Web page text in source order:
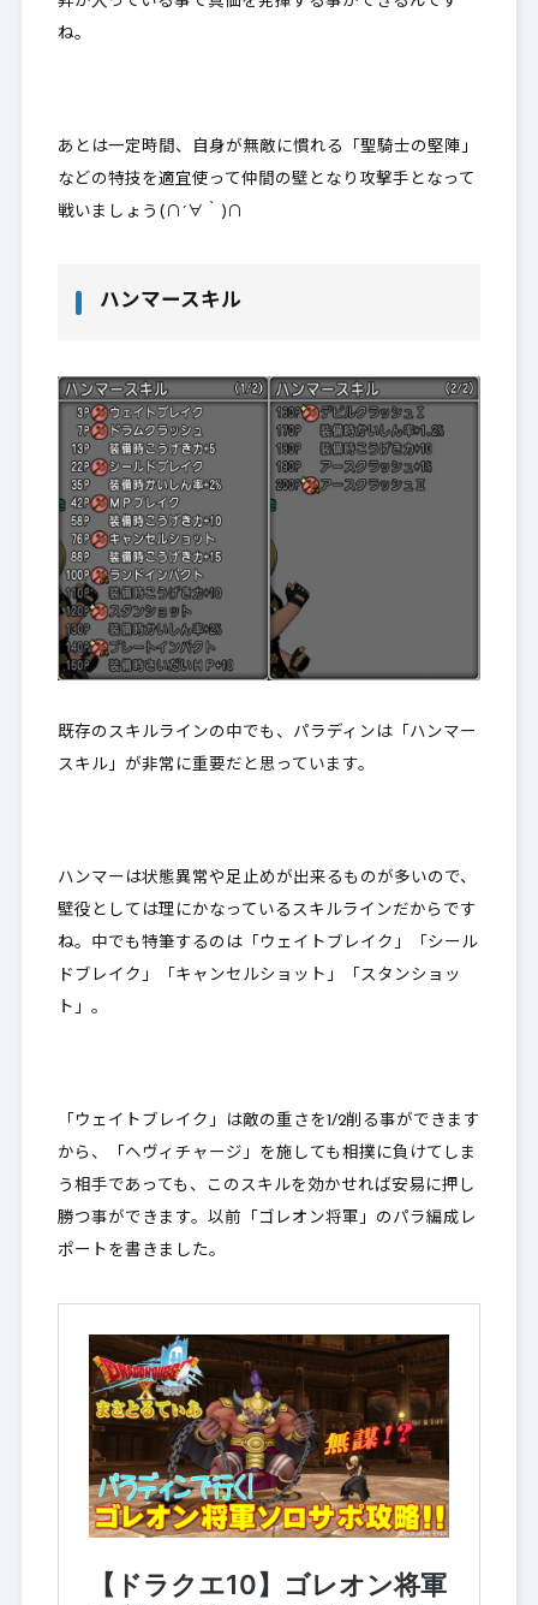
ね。
あとは一定時間、自身が無敵に慣れる「聖騎士の堅陣」
などの特技を適宜使って仲間の壁となり攻撃手となって
戦いましょう(∩´∀｀)∩
ハンマースキル
既存のスキルラインの中でも、パラディンは「ハンマー
スキル」が非常に重要だと思っています。
ハンマーは状態異常や足止めが出来るものが多いので、
壁役としては理にかなっている スキルラインだからです
ね。中でも特筆するのは「ウェイトブレイク」「シール
ドブレイク」「キャンセルショット」「スタンショッ
ト」。
「ウェイトブレイク」は敵の重さを1/2削る事ができます
から、「ヘヴィチャージ」を施しても相撲に負けてしま
う相手であっても、このスキルを効かせれば安易に押し
勝つ事ができます。以前「ゴレオン将軍」のパラ編成レ
ポートを書きました。